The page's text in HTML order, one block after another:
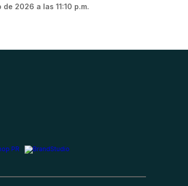
2026 a las 11:10 p.m.